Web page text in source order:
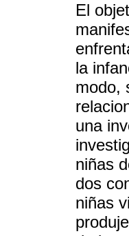
El
la
modo,
una
niñas
dos
niñas